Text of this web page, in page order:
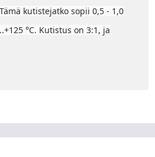
kutistejatko sopii 0,5 - 1,0
°C. Kutistus on 3:1, ja